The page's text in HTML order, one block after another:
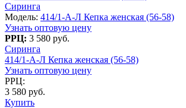
Сиринга
Модель: 414/1-А-Л Кепка женская (56-58)
Узнать оптовую цену
РРЦ: 3 580 руб.
Сиринга
414/1-А-Л Кепка женская (56-58)
Узнать оптовую цену
РРЦ:
3 580 руб.
Купить